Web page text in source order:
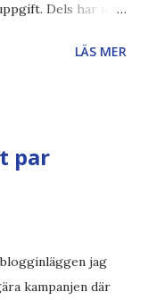
Dels har iofs
-
bloggares
, Ecofont ,
LÄS MER
par
jag
kampanjen där